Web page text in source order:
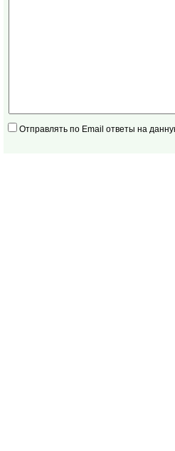
Отправлять по Email ответы на